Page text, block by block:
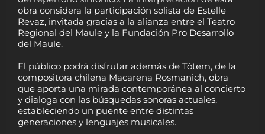
obra considera la participación solista de Estelle
Revaz, invitada gracias a la alianza entre el Teatro
Regional del Maule y la Fundación Pro Desarrollo
del Maule.
El público podrá disfrutar además de Tótem, de la
compositora chilena Macarena Rosmanich, obra
que aporta una mirada contemporánea al concierto
y dialoga con las búsquedas sonoras actuales,
estableciendo un puente entre distintas
generaciones y lenguajes musicales.